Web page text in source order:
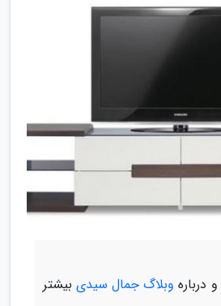
درباره وبلاگ جمال سیدیبیشتر